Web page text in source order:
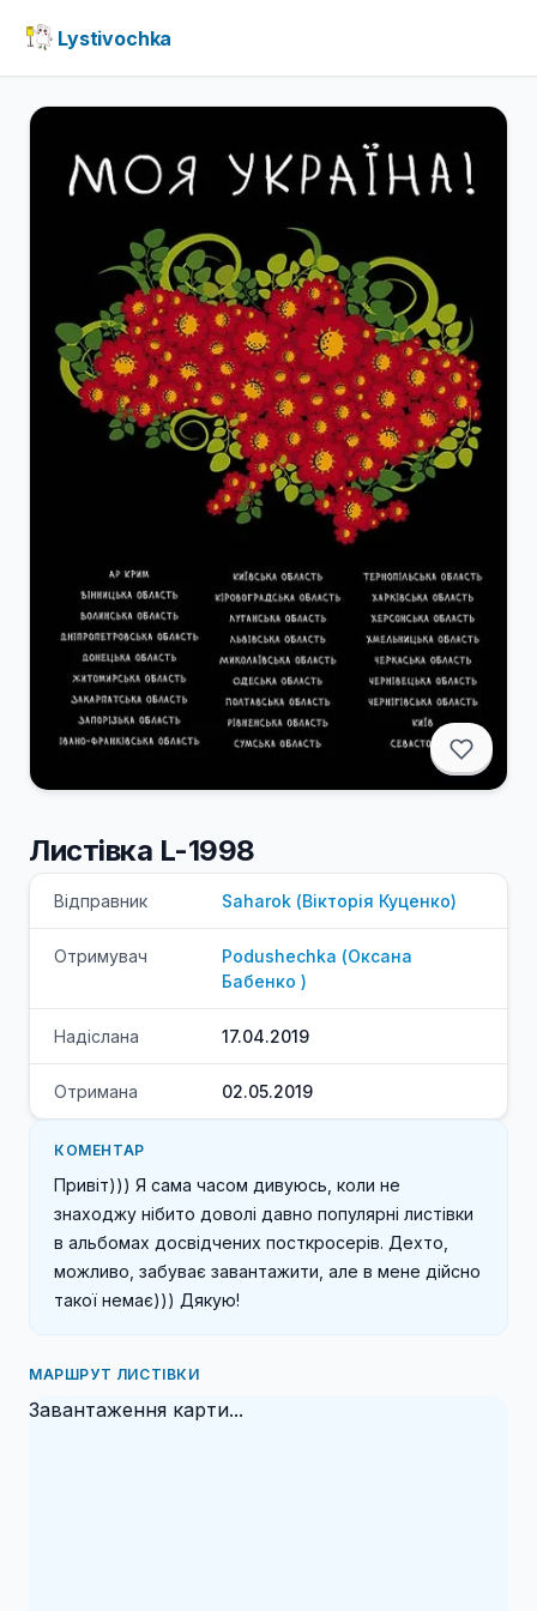
Lystivochka
Листівка L-1998
Відправник Saharok (Вікторія Куценко)
Отримувач Podushechka (Оксана
Бабенко )
Надіслана 17.04.2019
Отримана 02.05.2019
КОМЕНТАР
Привіт))) Я сама часом дивуюсь, коли не
знаходжу нібито доволі давно популярні листівки
в альбомах досвідчених посткросерів. Дехто,
можливо, забуває завантажити, але в мене дійсно
такої немає))) Дякую!
МАРШРУТ ЛИСТІВКИ
Завантаження карти...